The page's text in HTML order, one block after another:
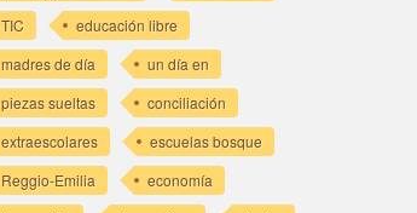
TIC
educación libre
madres de día
un día en
piezas sueltas
conciliación
extraescolares
escuelas bosque
Reggio-Emilia
economía